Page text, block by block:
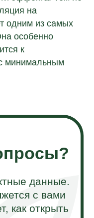
на
одним из самых
особенно
к
минимальным